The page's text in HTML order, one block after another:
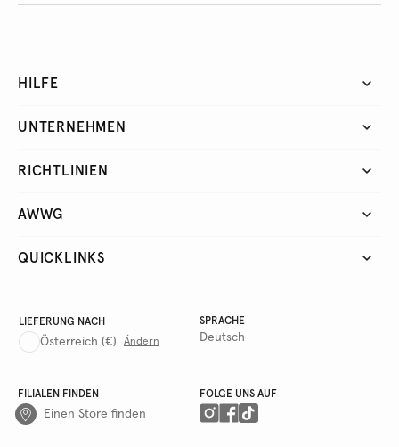
HILFE
UNTERNEHMEN
RICHTLINIEN
AWWG
QUICKLINKS
LIEFERUNG NACH
Österreich (€) Ändern
SPRACHE
Deutsch
FILIALEN FINDEN
Einen Store finden
FOLGE UNS AUF